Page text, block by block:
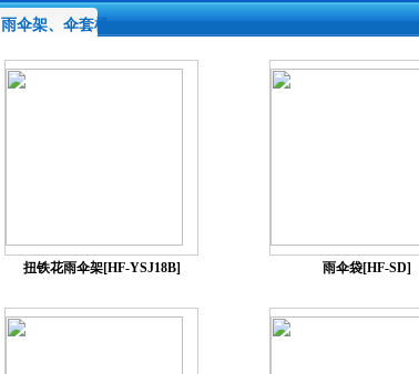
雨伞架、伞套机
扭铁花雨伞架[HF-YSJ18B] 雨伞袋[HF-SD]